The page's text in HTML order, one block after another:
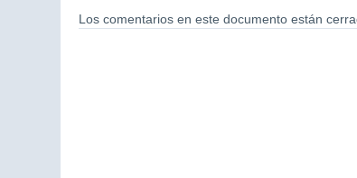
Los comentarios en este documento están